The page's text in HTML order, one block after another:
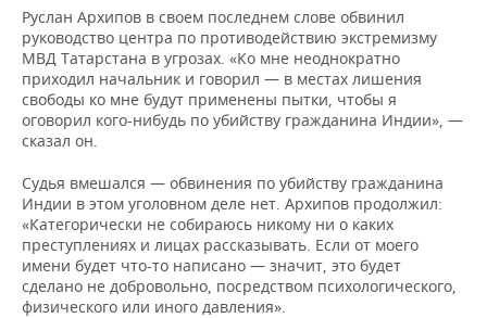
Руслан Архипов в своем последнем слове обвинил
руководство центра по противодействию экстремизму
МВД Татарстана в угрозах. «Ко мне неоднократно
приходил начальник и говорил — в местах лишения
свободы ко мне будут применены пытки, чтобы я
оговорил кого-нибудь по убийству гражданина Индии», —
сказал он.
Судья вмешался — обвинения по убийству гражданина
Индии в этом уголовном деле нет. Архипов продолжил:
«Категорически не собираюсь никому ни о каких
преступлениях и лицах рассказывать. Если от моего
имени будет что-то написано — значит, это будет
сделано не добровольно, посредством психологического,
физического или иного давления».